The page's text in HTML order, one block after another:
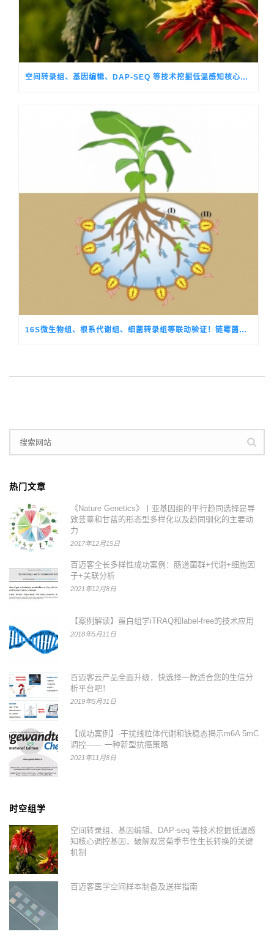
空间转录组、基因编辑、DAP-SEQ 等技术挖掘低温感知核心调控基因，破解观赏菊季节性生长转换的关键机制
16S微生物组、根系代谢组、细菌转录组等联动验证！链霉菌释放倍半萜VOC驱动香蕉分泌10-HCA组装抗病芽孢菌群
热门文章
《Nature Genetics》丨亚基因组的平行趋同选择是导
致芸薹和甘蓝的形态型多样化以及趋同驯化的主要动
力
2017年12月15日
百迈客全长多样性成功案例：肠道菌群+代谢+细胞因
子+关联分析
2021年12月8日
【案例解读】蛋白组学iTRAQ和label-free的技术应用
2018年5月11日
百迈客云产品全面升级，快选择一款适合您的生信分
析平台吧！
2019年5月31日
【成功案例】-干扰线粒体代谢和铁稳态揭示m6A 5mC
调控—— 一种新型抗癌策略
2021年11月8日
时空组学
空间转录组、基因编辑、DAP-seq 等技术挖掘低温感
知核心调控基因，破解观赏菊季节性生长转换的关键
机制
百迈客医学空间样本制备及送样指南